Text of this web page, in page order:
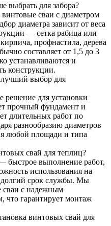
выбрать для забора?
сваи с диаметром
диаметра зависит от веса
— сетка рабица или
профнастила, дерева
составляет от 1,5 до 3
устанавливаются и
конструкции.
выбор для
решение для установки
прочный фундамент и
длительных работ по
разнообразию диаметров
любой площади и типа
свай для теплиц?
быстрое выполнение работ,
использования на
долгий срок службы. Мы
сваи с надежным
что гарантирует монтаж
винтовых свай для